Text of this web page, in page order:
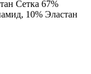
Сетка 67%
10% Эластан